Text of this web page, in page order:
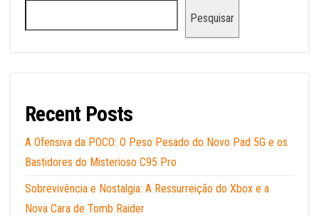
Pesquisar
Recent Posts
A Ofensiva da POCO: O Peso Pesado do Novo Pad 5G e os
Bastidores do Misterioso C95 Pro
Sobrevivência e Nostalgia: A Ressurreição do Xbox e a
Nova Cara de Tomb Raider